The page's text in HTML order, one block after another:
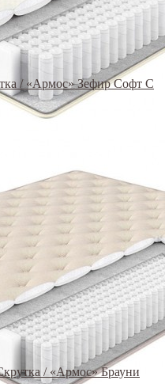
/ «Армос» Зефир Софт С
/ «Армос» Брауни